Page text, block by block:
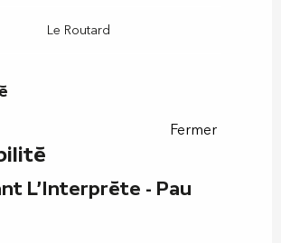
Le Routard
Fermer
L'Interprète - Pau